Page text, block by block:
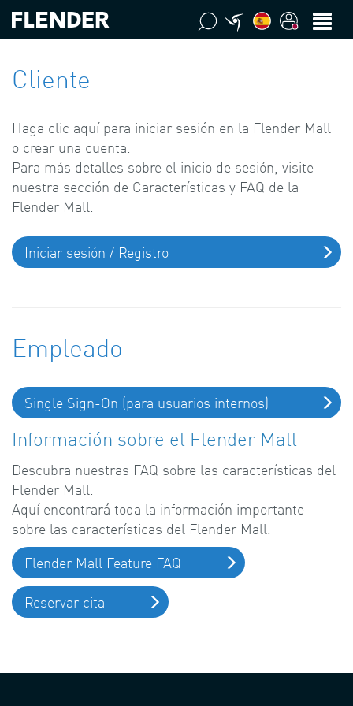
Cliente
Haga clic aquí para iniciar sesión en la Flender Mall
o crear una cuenta.
Para más detalles sobre el inicio de sesión, visite
nuestra sección de Características y FAQ de la
Flender Mall.
Iniciar sesión / Registro
Empleado
Single Sign-On (para usuarios internos)
Información sobre el Flender Mall
Descubra nuestras FAQ sobre las características del
Flender Mall.
Aquí encontrará toda la información importante
sobre las características del Flender Mall.
Flender Mall Feature FAQ
Reservar cita